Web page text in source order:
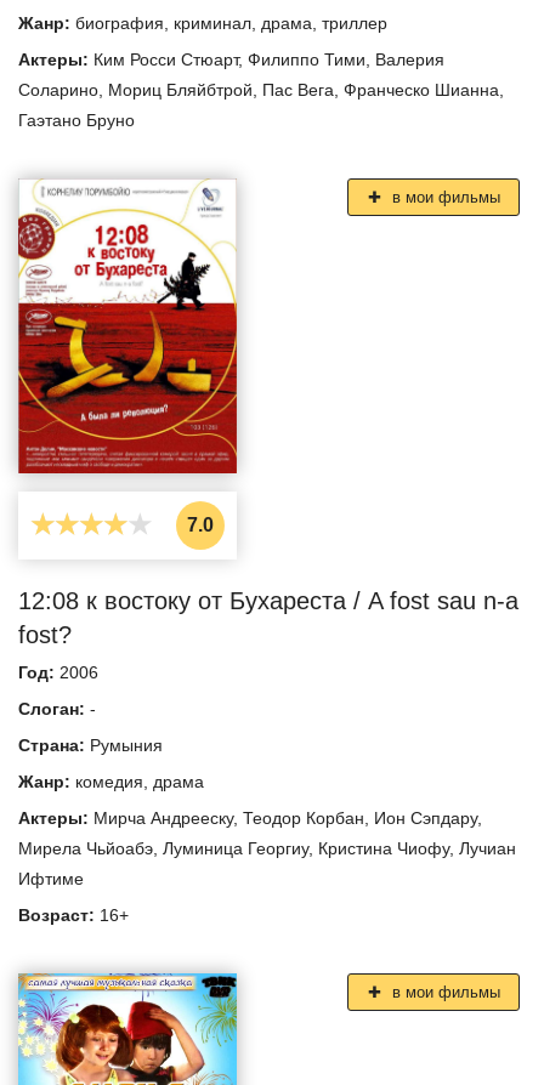
Жанр: биография, криминал, драма, триллер
Актеры: Ким Росси Стюарт, Филиппо Тими, Валерия
Соларино, Мориц Бляйбтрой, Пас Вега, Франческо Шианна,
Гаэтано Бруно
7.0
12:08 к востоку от Бухареста / A fost sau n-a
fost?
Год: 2006
Слоган: -
Страна: Румыния
Жанр: комедия, драма
Актеры: Мирча Андрееску, Теодор Корбан, Ион Сэпдару,
Мирела Чьйоабэ, Луминица Георгиу, Кристина Чиофу, Лучиан
Ифтиме
Возраст: 16+
в мои фильмы
в мои фильмы